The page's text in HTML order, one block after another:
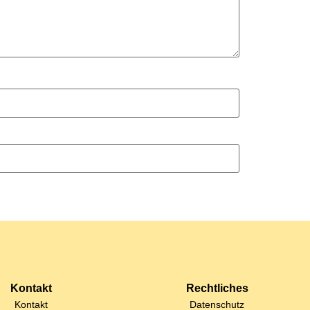
Kontakt
Kontakt
Rechtliches
Datenschutz